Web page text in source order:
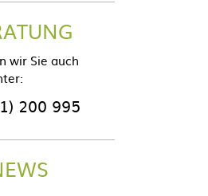
wir Sie auch
200 995